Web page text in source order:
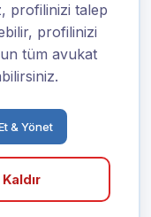
profilinizi talep
profilinizi
tüm avukat
& Yönet